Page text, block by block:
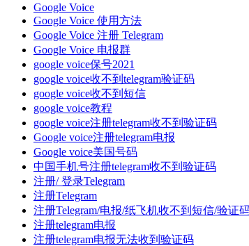
Google Voice
Google Voice 使用方法
Google Voice 注册 Telegram
Google Voice 电报群
google voice保号2021
google voice收不到telegram验证码
google voice收不到短信
google voice教程
google voice注册telegram收不到验证码
Google voice注册telegram电报
Google voice美国号码
中国手机号注册telegram收不到验证码
注册/ 登录Telegram
注册Telegram
注册Telegram/电报/纸飞机收不到短信/验证
注册telegram电报
注册telegram电报无法收到验证码